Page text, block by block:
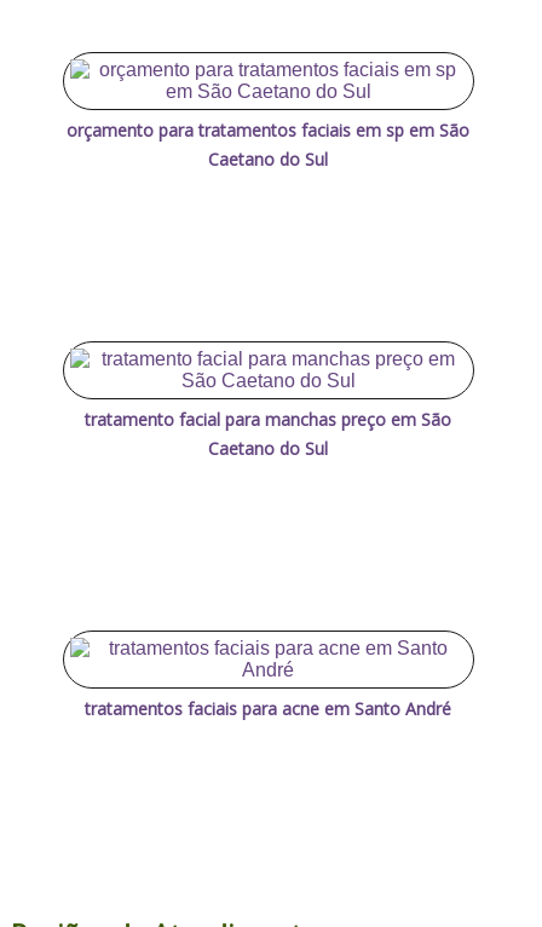
orçamento para tratamentos faciais em sp em São
Caetano do Sul
tratamento facial para manchas preço em São
Caetano do Sul
tratamentos faciais para acne em Santo André